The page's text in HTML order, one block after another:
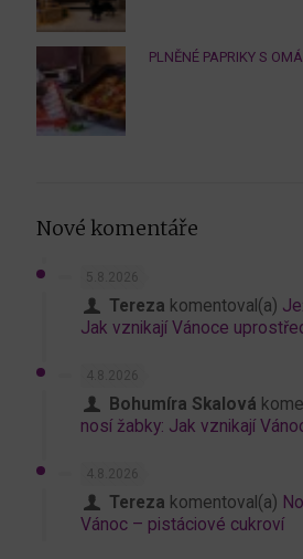
PLNĚNÉ PAPRIKY S
Nové komentáře
5.8.2026
Tereza komentoval(a)
Jak vznikají Vánoce
4.8.2026
Bohumíra Skalová
nosí žabky: Jak vznikají
4.8.2026
Tereza komentoval(a)
Vánoc – pistáciové cukroví